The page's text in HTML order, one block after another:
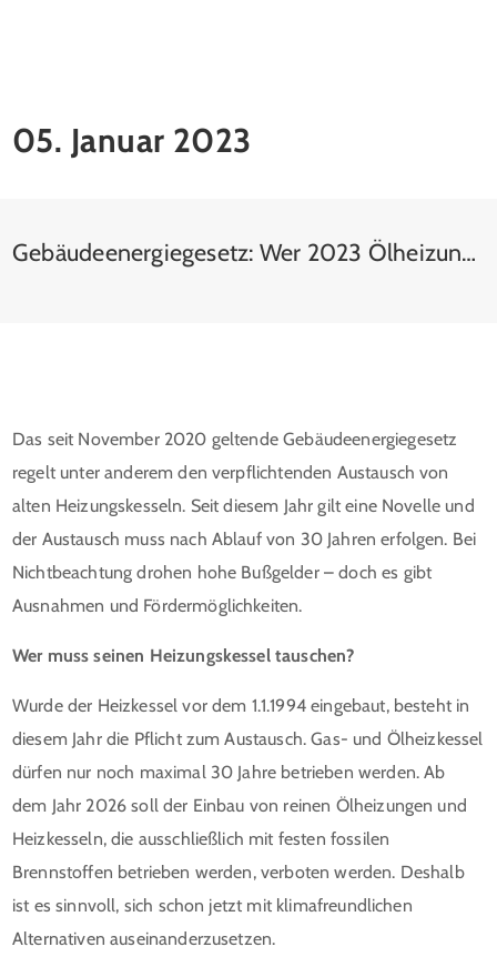
05. Januar 2023
Gebäudeenergiegesetz: Wer 2023 Ölheizungen austauschen muss
Das seit November 2020 geltende Gebäudeenergiegesetz
regelt unter anderem den verpflichtenden Austausch von
alten Heizungskesseln. Seit diesem Jahr gilt eine Novelle und
der Austausch muss nach Ablauf von 30 Jahren erfolgen. Bei
Nichtbeachtung drohen hohe Bußgelder – doch es gibt
Ausnahmen und Fördermöglichkeiten.
Wer muss seinen Heizungskessel tauschen?
Wurde der Heizkessel vor dem 1.1.1994 eingebaut, besteht in
diesem Jahr die Pflicht zum Austausch. Gas- und Ölheizkessel
dürfen nur noch maximal 30 Jahre betrieben werden. Ab
dem Jahr 2026 soll der Einbau von reinen Ölheizungen und
Heizkesseln, die ausschließlich mit festen fossilen
Brennstoffen betrieben werden, verboten werden. Deshalb
ist es sinnvoll, sich schon jetzt mit klimafreundlichen
Alternativen auseinanderzusetzen.